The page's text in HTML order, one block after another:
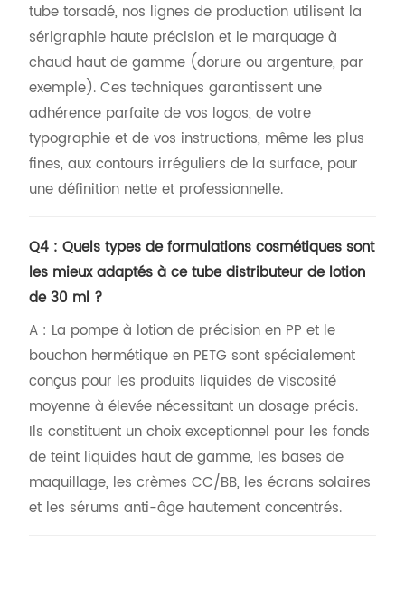
tube torsadé, nos lignes de production utilisent la
sérigraphie haute précision et le marquage à
chaud haut de gamme (dorure ou argenture, par
exemple). Ces techniques garantissent une
adhérence parfaite de vos logos, de votre
typographie et de vos instructions, même les plus
fines, aux contours irréguliers de la surface, pour
une définition nette et professionnelle.
Q4 : Quels types de formulations cosmétiques sont
les mieux adaptés à ce tube distributeur de lotion
de 30 ml ?
A : La pompe à lotion de précision en PP et le
bouchon hermétique en PETG sont spécialement
conçus pour les produits liquides de viscosité
moyenne à élevée nécessitant un dosage précis.
Ils constituent un choix exceptionnel pour les fonds
de teint liquides haut de gamme, les bases de
maquillage, les crèmes CC/BB, les écrans solaires
et les sérums anti-âge hautement concentrés.